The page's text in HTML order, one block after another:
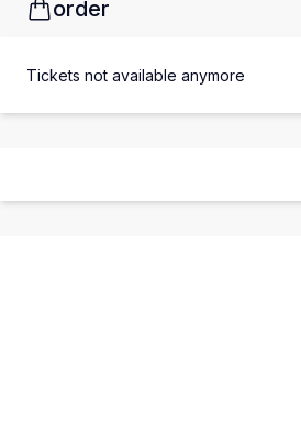
order
Tickets not available anymore